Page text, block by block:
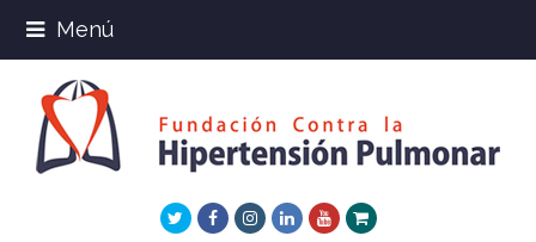
Menú
TwitterFacebookInstagram
LinkedInYoutube
Xing